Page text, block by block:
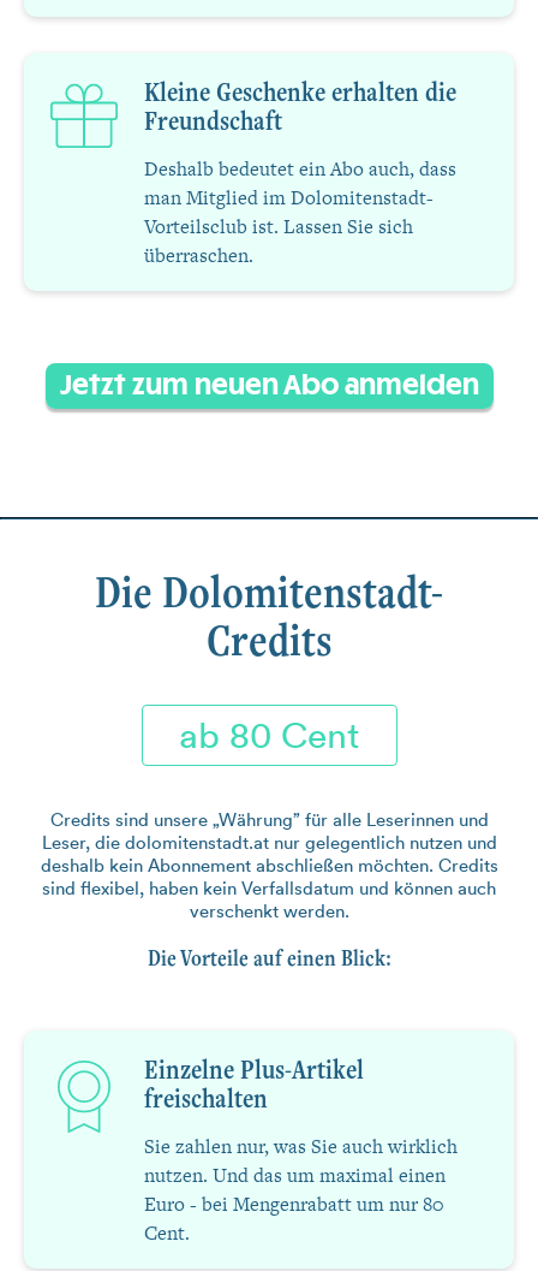
Kleine Geschenke erhalten die
Freundschaft
Deshalb bedeutet ein Abo auch, dass
man Mitglied im Dolomitenstadt-
Vorteilsclub ist. Lassen Sie sich
überraschen.
Jetzt zum neuen Abo anmelden
Die Dolomitenstadt-
Credits
ab 80 Cent
Credits sind unsere „Währung” für alle Leserinnen und
Leser, die dolomitenstadt.at nur gelegentlich nutzen und
deshalb kein Abonnement abschließen möchten. Credits
sind flexibel, haben kein Verfallsdatum und können auch
verschenkt werden.
Die Vorteile auf einen Blick:
Einzelne Plus-Artikel
freischalten
Sie zahlen nur, was Sie auch wirklich
nutzen. Und das um maximal einen
Euro - bei Mengenrabatt um nur 80
Cent.